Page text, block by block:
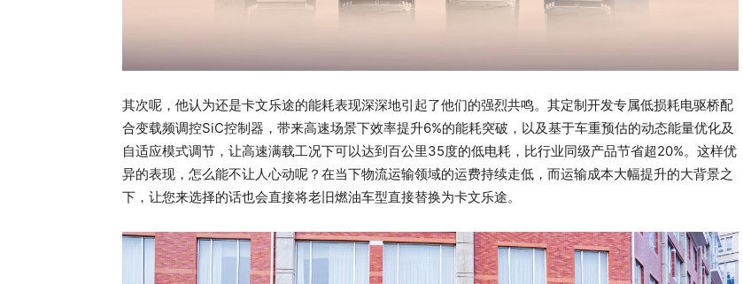
其次呢，他认为还是卡文乐途的能耗表现深深地引起了他们的强烈共鸣。其定制开发专属低损耗电驱桥配
合变载频调控SiC控制器，带来高速场景下效率提升6%的能耗突破，以及基于车重预估的动态能量优化及
自适应模式调节，让高速满载工况下可以达到百公里35度的低电耗，比行业同级产品节省超20%。这样优
异的表现，怎么能不让人心动呢？在当下物流运输领域的运费持续走低，而运输成本大幅提升的大背景之
下，让您来选择的话也会直接将老旧燃油车型直接替换为卡文乐途。